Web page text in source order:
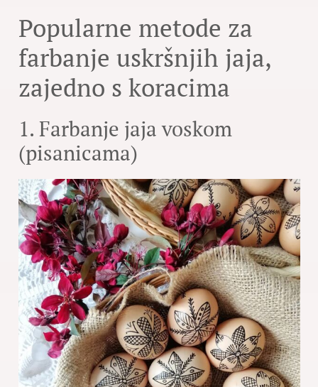
Popularne metode za
farbanje uskršnjih jaja,
zajedno s koracima
1. Farbanje jaja voskom
(pisanicama)